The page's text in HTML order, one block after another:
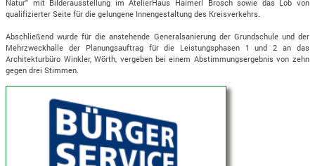
Natur" mit Bilderausstellung im AtelierHaus Haimerl Brosch sowie das Lob von
qualifizierter Seite für die gelungene Innengestaltung des Kreisverkehrs.
Abschließend wurde für die anstehende Generalsanierung der Grundschule und der
Mehrzweckhalle der Planungsauftrag für die Leistungsphasen 1 und 2 an das
Architekturbüro Winkler, Wörth, vergeben bei einem Abstimmungsergebnis von zehn
gegen drei Stimmen.